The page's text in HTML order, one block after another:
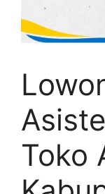
Toko